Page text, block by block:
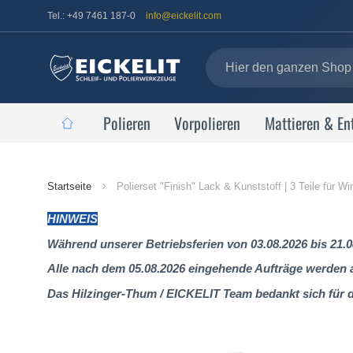
Tel.: +49 7461 187-0 info@eickelit.com
Polieren Vorpolieren Mattieren &
Startseite Polierset "Finish" Lack & Kunststoff | 3 Teile für
HINWEIS
Während unserer Betriebsferien von 03.08.2026 bis
Alle nach dem 05.08.2026 eingehende Aufträge
Das Hilzinger-Thum / EICKELIT Team bedankt sich für